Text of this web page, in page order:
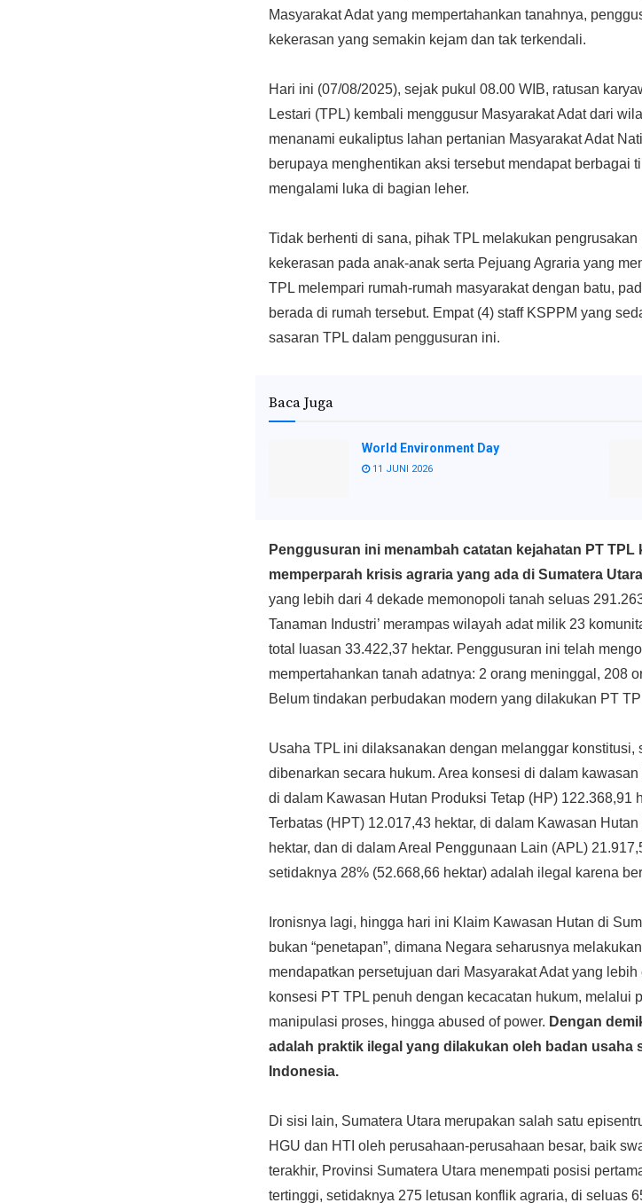
Masyarakat Adat yang mempertahankan tanahnya,
kekerasan yang semakin kejam dan tak terkendali.
Hari ini (07/08/2025), sejak pukul 08.00 WIB, ratusan
Lestari (TPL) kembali menggusur Masyarakat Adat dari
menanami eukaliptus lahan pertanian Masyarakat Adat
berupaya menghentikan aksi tersebut mendapat berbagai
mengalami luka di bagian leher.
Tidak berhenti di sana, pihak TPL melakukan
kekerasan pada anak-anak serta Pejuang Agraria yang
TPL melempari rumah-rumah masyarakat dengan batu,
berada di rumah tersebut. Empat (4) staff KSPPM yang
sasaran TPL dalam penggusuran ini.
Baca Juga
World Environment Day
11 JUNI 2026
Penggusuran ini menambah catatan kejahatan PT
memperparah krisis agraria yang ada di Sumatera
yang lebih dari 4 dekade memonopoli tanah seluas
Tanaman Industri’ merampas wilayah adat milik 23
total luasan 33.422,37 hektar. Penggusuran ini telah
mempertahankan tanah adatnya: 2 orang meninggal, 208
Belum tindakan perbudakan modern yang dilakukan PT
Usaha TPL ini dilaksanakan dengan melanggar
dibenarkan secara hukum. Area konsesi di dalam
di dalam Kawasan Hutan Produksi Tetap (HP) 122.368,91
Terbatas (HPT) 12.017,43 hektar, di dalam Kawasan
hektar, dan di dalam Areal Penggunaan Lain (APL)
setidaknya 28% (52.668,66 hektar) adalah ilegal karena
Ironisnya lagi, hingga hari ini Klaim Kawasan Hutan di
bukan “penetapan”, dimana Negara seharusnya
mendapatkan persetujuan dari Masyarakat Adat yang
konsesi PT TPL penuh dengan kecacatan hukum, melalui
manipulasi proses, hingga abused of power. Dengan
adalah praktik ilegal yang dilakukan oleh badan usaha
Indonesia.
Di sisi lain, Sumatera Utara merupakan salah satu
HGU dan HTI oleh perusahaan-perusahaan besar, baik
terakhir, Provinsi Sumatera Utara menempati posisi
tertinggi, setidaknya 275 letusan konflik agraria, di seluas